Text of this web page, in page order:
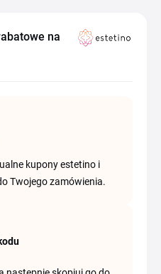
na
kupony estetino i
Twojego zamówienia.